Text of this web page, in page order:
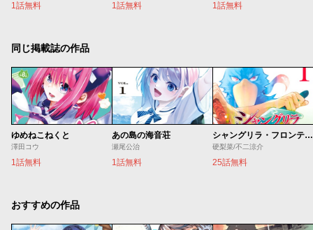
1話無料 1話無料 1話無料
同じ掲載誌の作品
ゆめねこねくと
澤田コウ
1話無料
あの島の海音荘
瀬尾公治
1話無料
シャングリラ・フロンティア
硬梨菜/不二涼介
25話無料
おすすめの作品